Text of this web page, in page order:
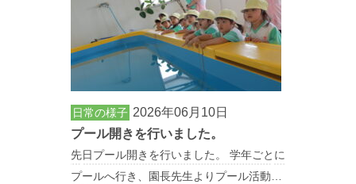
日常の様子 2026年06月10日
プール開きを行いました。
先日プール開きを行いました。 学年ごとに
プールへ行き、園長先生よりプール活動…